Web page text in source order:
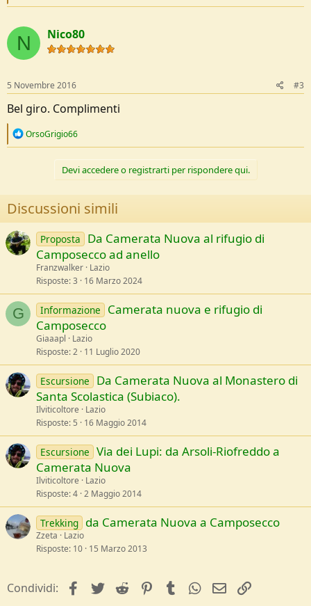
c
i
o
s
:
N Nico80
5 Novembre 2016 #3
Bel giro. Complimenti
R
n
s
:
OrsoGrigio66
Devi accedere o registrarti per rispondere qui.
Discussioni simili
Proposta
Da Camerata Nuova al rifugio di
Camposecco ad anello
Franzwalker Lazio
Risposte 3 16 Marzo 2024
G Informazione
Camerata nuova e rifugio di
Camposecco
Giaaapl
Lazio
Risposte 2 11 Luglio 2020
Escursione
Da Camerata Nuova al Monastero di
Santa Scolastica (Subiaco).
Ilviticoltore
Lazio
Risposte 5 16 Maggio 2014
Escursione Via dei Lupi: da Arsoli-Riofreddo a
Camerata Nuova
Ilviticoltore
Lazio
Risposte 4 2 Maggio 2014
Trekking da Camerata Nuova a Camposecco
Zzeta
Lazio
Risposte 10 15 Marzo 2013
Condividi: facebookTwitterReddit PinterestTumblrWhatsApp
e-mail